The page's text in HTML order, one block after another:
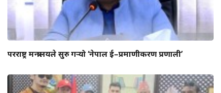
परराष्ट्र मन्त्रालयले सुरु गर्‍यो ‘नेपाल ई–प्रमाणीकरण प्रणाली’